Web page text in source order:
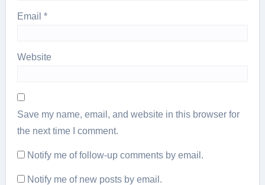
Email*
Website
Save my name, email, and website in this browser for
the next time I comment.
Notify me of follow-up comments by email.
Notify me of new posts by email.